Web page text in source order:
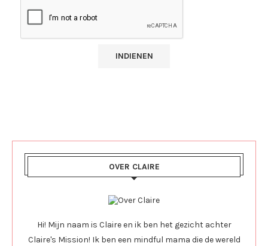
OVER CLAIRE
Hi! Mijn naam is Claire en ik ben het gezicht achter
Claire's Mission! Ik ben een mindful mama die de wereld